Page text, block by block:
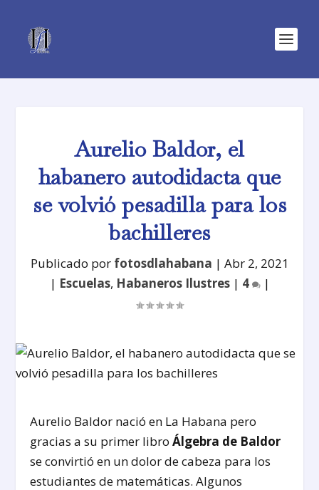
Aurelio Baldor, el
habanero autodidacta que
se volvió pesadilla para los
bachilleres
Publicado por fotosdlahabana | Abr 2, 2021
| Escuelas, Habaneros Ilustres| 4 |
Aurelio Baldor nació en La Habana pero
gracias a su primer libroÁlgebra de Baldor
se convirtió en un dolor de cabeza para los
estudiantes de matemáticas. Algunos